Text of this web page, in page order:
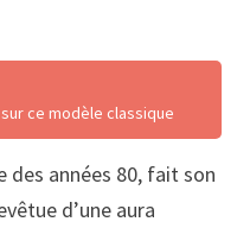
ce modèle classique
des années 80, fait son
d’une aura